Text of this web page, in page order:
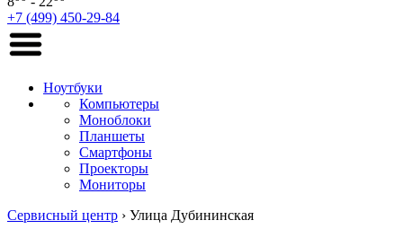
+7 (499) 450-29-84
Ноутбуки
Компьютеры
Моноблоки
Планшеты
Смартфоны
Проекторы
Мониторы
Сервисный центр › Улица Дубининская